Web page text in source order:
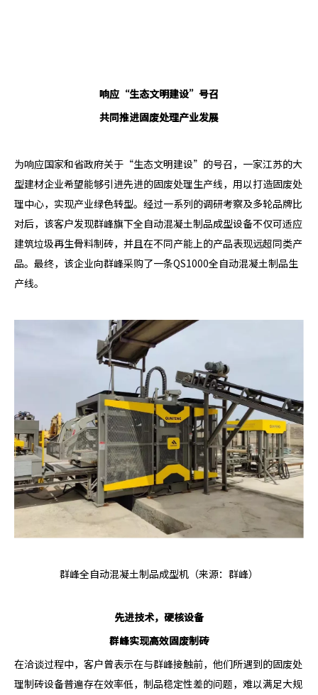
响应“生态文明建设”号召
共同推进固废处理产业发展
为响应国家和省政府关于“生态文明建设”的号召，一家江苏的大
型建材企业希望能够引进先进的固废处理生产线，用以打造固废处
理中心，实现产业绿色转型。经过一系列的调研考察及多轮品牌比
对后，该客户发现群峰旗下全自动混凝土制品成型设备不仅可适应
建筑垃圾再生骨料制砖，并且在不同产能上的产品表现远超同类产
品。最终，该企业向群峰采购了一条QS1000全自动混凝土制品生
产线。
群峰全自动混凝土制品成型机（来源：群峰）
先进技术，硬核设备
群峰实现高效固废制砖
在洽谈过程中，客户曾表示在与群峰接触前，他们所遇到的固废处
理制砖设备普遍存在效率低，制品稳定性差的问题，难以满足大规